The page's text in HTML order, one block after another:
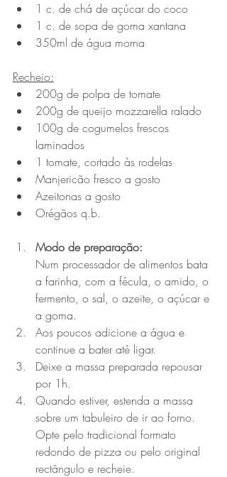
1 c. de chá de açúcar do coco
1 c. de sopa de goma xantana
350ml de água morna
Recheio:
200g de polpa de tomate
200g de queijo mozzarella ralado
100g de cogumelos frescos
laminados
1 tomate, cortado às rodelas
Manjericão fresco a gosto
Azeitonas a gosto
Orégãos q.b.
Modo de preparação:
Num processador de alimentos bata
a farinha, com a fécula, o amido, o
fermento, o sal, o azeite, o açúcar e
a goma.
Aos poucos adicione a água e
continue a bater até ligar.
Deixe a massa preparada repousar
por 1h.
Quando estiver, estenda a massa
sobre um tabuleiro de ir ao forno.
Opte pelo tradicional formato
redondo de pizza ou pelo original
rectângulo e recheie.